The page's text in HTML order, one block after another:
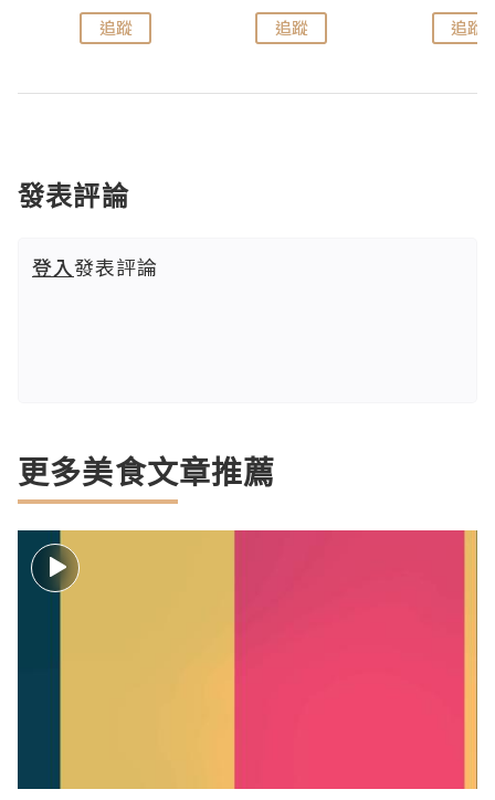
追蹤 追蹤 追蹤
發表評論
登入發表評論
更多美食文章推薦